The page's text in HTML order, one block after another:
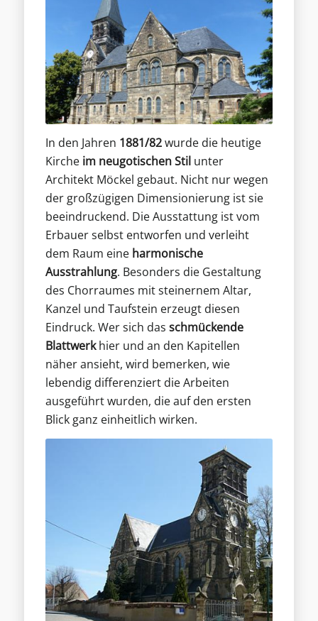
In den Jahren 1881/82wurde die heutige
Kirche im neugotischen Stil unter
Architekt Möckel gebaut. Nicht nur wegen
der großzügigen Dimensionierung ist sie
beeindruckend. Die Ausstattung ist vom
Erbauer selbst entworfen und verleiht
dem Raum eine harmonische
Ausstrahlung. Besonders die Gestaltung
des Chorraumes mit steinernem Altar,
Kanzel und Taufstein erzeugt diesen
Eindruck. Wer sich das schmückende
Blattwerkhier und an den Kapitellen
näher ansieht, wird bemerken, wie
lebendig differenziert die Arbeiten
ausgeführt wurden, die auf den ersten
Blick ganz einheitlich wirken.